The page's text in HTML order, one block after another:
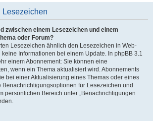
Lesezeichen
zwischen einem Lesezeichen und einem
oder Forum?
Lesezeichen ähnlich den Lesezeichen in Web-
keine Informationen bei einem Update. In phpBB 3.1
einem Abonnement: Sie können eine
wenn ein Thema aktualisiert wird. Abonnements
bei einer Aktualisierung eines Themas oder eines
Benachrichtigungsoptionen für Lesezeichen und
persönlichen Bereich unter „Benachrichtigungen